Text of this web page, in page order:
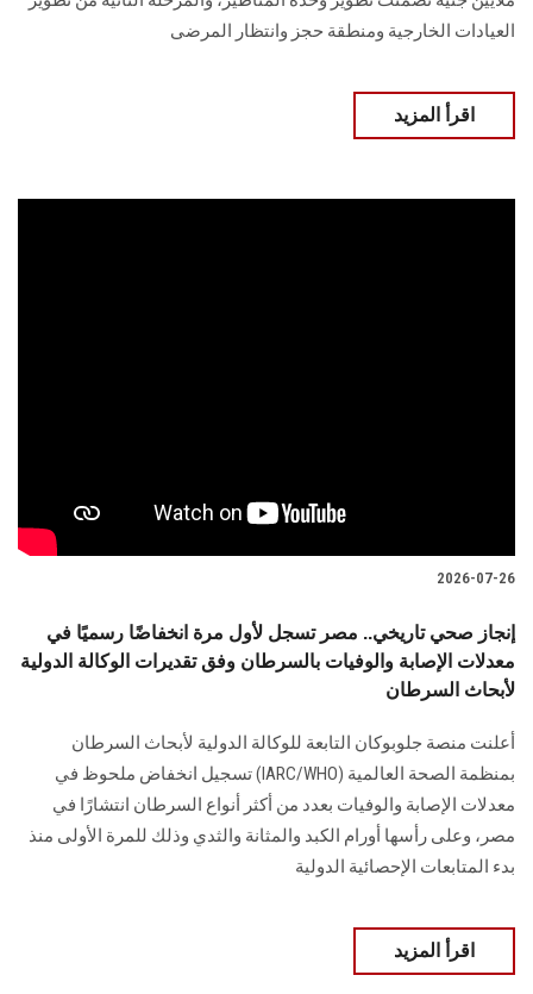
العيادات الخارجية ومنطقة حجز وانتظار المرضى
اقرأ المزيد
2026-07-26
إنجاز صحي تاريخي.. مصر تسجل لأول مرة انخفاضًا رسميًا في
معدلات الإصابة والوفيات بالسرطان وفق تقديرات الوكالة الدولية
لأبحاث السرطان
أعلنت منصة جلوبوكان التابعة للوكالة الدولية لأبحاث السرطان
بمنظمة الصحة العالمية (IARC/WHO) تسجيل انخفاض ملحوظ في
معدلات الإصابة والوفيات بعدد من أكثر أنواع السرطان انتشارًا في
مصر، وعلى رأسها أورام الكبد والمثانة والثدي وذلك للمرة الأولى منذ
بدء المتابعات الإحصائية الدولية
اقرأ المزيد